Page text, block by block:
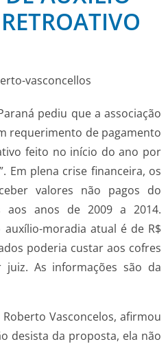
pediu que a associação
requerimento de pagamento
feito no início do ano por
Em plena crise financeira, os
valores não pagos do
aos anos de 2009 a 2014.
moradia atual é de R$
poderia custar aos cofres
As informações são da
Vasconcelos, afirmou
desista da proposta, ela não